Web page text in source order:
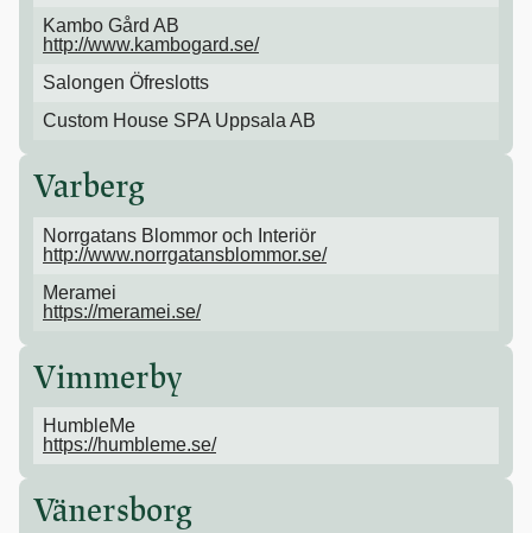
Kambo Gård AB
http://www.kambogard.se/
Salongen Öfreslotts
Custom House SPA Uppsala AB
Varberg
Norrgatans Blommor och Interiör
http://www.norrgatansblommor.se/
Meramei
https://meramei.se/
Vimmerby
HumbleMe
https://humbleme.se/
Vänersborg